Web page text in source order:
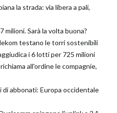
la strada: via libera a pali,
milioni. Sarà la volta buona?
testano le torri sostenibili
i 6 lotti per 725 milioni
all'ordine le compagnie,
di abbonati: Europa occidentale